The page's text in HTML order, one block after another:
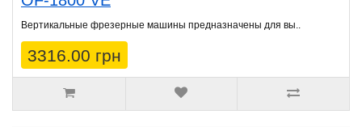
Вертикальные фрезерные машины предназначены для вы..
3316.00 грн